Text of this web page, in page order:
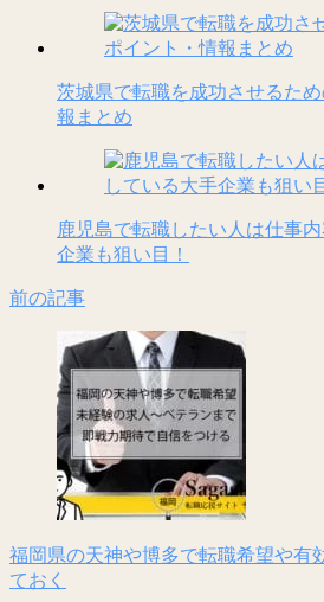
茨城県で転職を成功させるた
報まとめ
鹿児島で転職したい人は仕事
企業も狙い目！
前の記事
福岡県の天神や博多で転職希望や有
ておく